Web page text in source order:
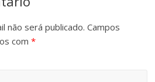
não será publicado. Campos
com*